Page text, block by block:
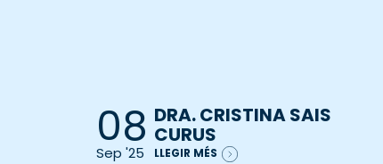
08
Sep '25
DRA. CRISTINA SAIS
CURUS
LLEGIR MÉS